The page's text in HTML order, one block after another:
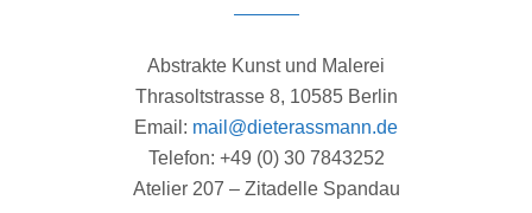
Abstrakte Kunst und Malerei
Thrasoltstrasse 8, 10585 Berlin
Email: mail@dieterassmann.de
Telefon: +49 (0) 30 7843252
Atelier 207 – Zitadelle Spandau